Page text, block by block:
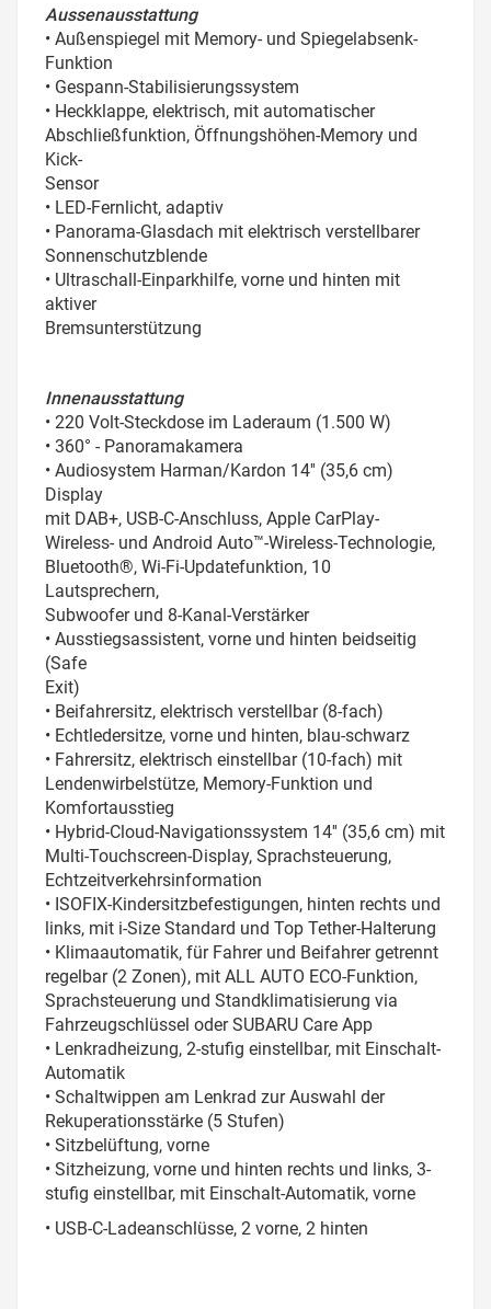
Aussenausstattung
• Außenspiegel mit Memory- und Spiegelabsenk-
Funktion
• Gespann-Stabilisierungssystem
• Heckklappe, elektrisch, mit automatischer
Abschließfunktion, Öffnungshöhen-Memory und
Kick-
Sensor
• LED-Fernlicht, adaptiv
• Panorama-Glasdach mit elektrisch verstellbarer
Sonnenschutzblende
• Ultraschall-Einparkhilfe, vorne und hinten mit
aktiver
Bremsunterstützung
Innenausstattung
• 220 Volt-Steckdose im Laderaum (1.500 W)
• 360° - Panoramakamera
• Audiosystem Harman/Kardon 14'' (35,6 cm)
Display
mit DAB+, USB-C-Anschluss, Apple CarPlay-
Wireless- und Android Auto™-Wireless-Technologie,
Bluetooth®, Wi-Fi-Updatefunktion, 10
Lautsprechern,
Subwoofer und 8-Kanal-Verstärker
• Ausstiegsassistent, vorne und hinten beidseitig
(Safe
Exit)
• Beifahrersitz, elektrisch verstellbar (8-fach)
• Echtledersitze, vorne und hinten, blau-schwarz
• Fahrersitz, elektrisch einstellbar (10-fach) mit
Lendenwirbelstütze, Memory-Funktion und
Komfortausstieg
• Hybrid-Cloud-Navigationssystem 14'' (35,6 cm) mit
Multi-Touchscreen-Display, Sprachsteuerung,
Echtzeitverkehrsinformation
• ISOFIX-Kindersitzbefestigungen, hinten rechts und
links, mit i-Size Standard und Top Tether-Halterung
• Klimaautomatik, für Fahrer und Beifahrer getrennt
regelbar (2 Zonen), mit ALL AUTO ECO-Funktion,
Sprachsteuerung und Standklimatisierung via
Fahrzeugschlüssel oder SUBARU Care App
• Lenkradheizung, 2-stufig einstellbar, mit Einschalt-
Automatik
• Schaltwippen am Lenkrad zur Auswahl der
Rekuperationsstärke (5 Stufen)
• Sitzbelüftung, vorne
• Sitzheizung, vorne und hinten rechts und links, 3-
stufig einstellbar, mit Einschalt-Automatik, vorne
• USB-C-Ladeanschlüsse, 2 vorne, 2 hinten